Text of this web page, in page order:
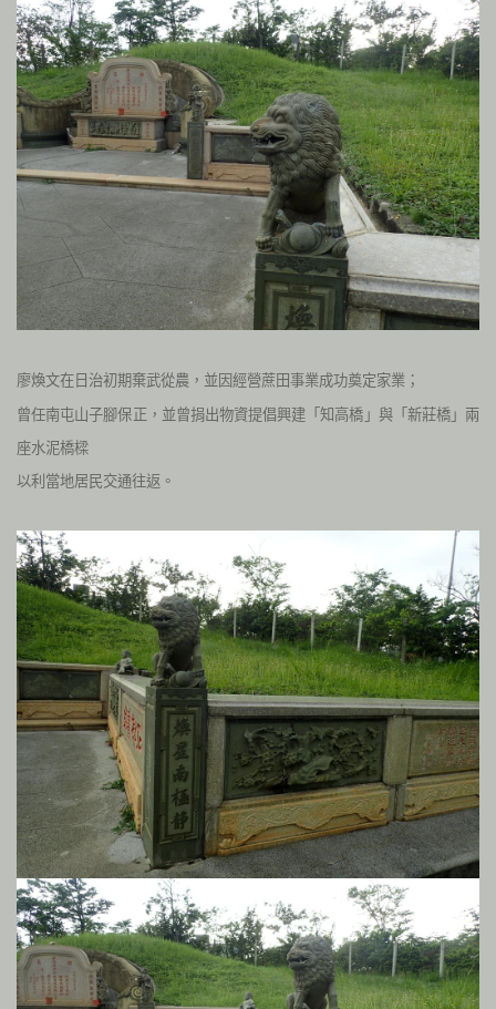
廖煥文在日治初期棄武從農，並因經營蔗田事業成功奠定家業；
曾任南屯山子腳保正，並曾捐出物資提倡興建「知高橋」與「新莊橋」兩
座水泥橋樑
以利當地居民交通往返。